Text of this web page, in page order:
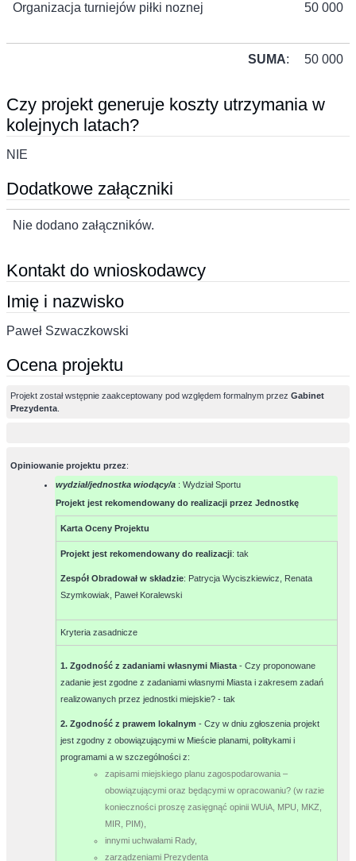
Organizacja turniejów piłki noznej 50 000
SUMA: 50 000
Czy projekt generuje koszty utrzymania w
kolejnych latach?
NIE
Dodatkowe załączniki
Nie dodano załączników.
Kontakt do wnioskodawcy
Imię i nazwisko
Paweł Szwaczkowski
Ocena projektu
Projekt został wstępnie zaakceptowany pod względem formalnym przez Gabinet
Prezydenta
Opiniowanie projektu przez:
wydział/jednostka wiodący/a : Wydział Sportu
Projekt jest rekomendowany do realizacji przez Jednostkę
Karta Oceny Projektu
Projekt jest rekomendowany do realizacji:tak
Zespół Obradował w składzie: Patrycja Wyciszkiewicz, Renata
Szymkowiak, Paweł Koralewski
Kryteria zasadnicze
1. Zgodność z zadaniami własnymi Miasta- Czy proponowane
zadanie jest zgodne z zadaniami własnymi Miasta i zakresem zadań
realizowanych przez jednostki miejskie? -tak
2. Zgodność z prawem lokalnym- Czy w dniu zgłoszenia projekt
jest zgodny z obowiązującymi w Mieście planami, politykami i
programami a w szczególności z:
zapisami miejskiego planu zagospodarowania –
obowiązującymi oraz będącymi w opracowaniu? (w razie
konieczności proszę zasięgnąć opinii WUiA, MPU, MKZ,
MIR, PIM),
innymi uchwałami Rady,
zarządzeniami Prezydenta